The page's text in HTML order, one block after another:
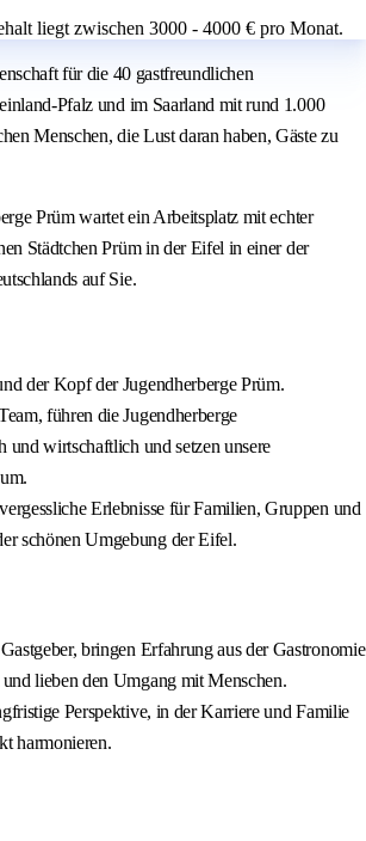
liegt zwischen 3000 - 4000 € pro Monat.
für die 40 gastfreundlichen
Pfalz und im Saarland mit rund 1.000
Menschen, die Lust daran haben, Gäste zu
Prüm wartet ein Arbeitsplatz mit echter
Städtchen Prüm in der Eifel in einer der
auf Sie.
der Kopf der Jugendherberge Prüm.
führen die Jugendherberge
und wirtschaftlich und setzen unsere
Erlebnisse für Familien, Gruppen und
schönen Umgebung der Eifel.
bringen Erfahrung aus der Gastronomie
lieben den Umgang mit Menschen.
Perspektive, in der Karriere und Familie
harmonieren.